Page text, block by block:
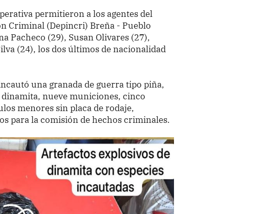
permitieron a los agentes del
Criminal (Depincri) Breña - Pueblo
Pacheco (29), Susan Olivares (27),
(24), los dos últimos de nacionalidad
una granada de guerra tipo piña,
nueve municiones, cinco
menores sin placa de rodaje,
para la comisión de hechos criminales.